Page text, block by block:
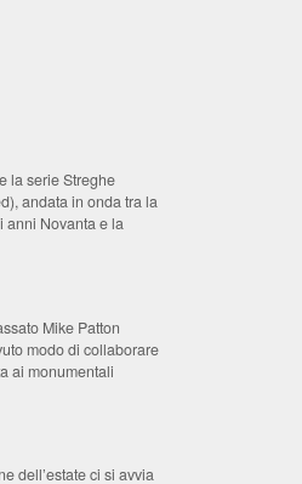
la serie Streghe
andata in onda tra la
anni Novanta e la
Mike Patton
modo di collaborare
ai monumentali
dell’estate ci si avvia